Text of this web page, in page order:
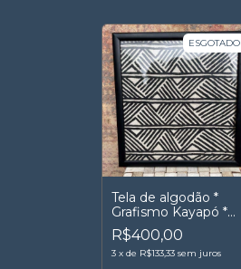
ESGOTADO
Tela de algodão *
Grafismo Kayapó *
Emi e Pá Kayapó
R$400,00
3 x de R$133,33 sem juros